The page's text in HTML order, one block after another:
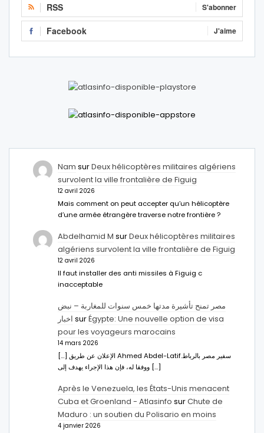
RSS S'abonner
Facebook J'aime
Nam surDeux hélicoptères militaires algériens
survolent la ville frontalière de Figuig
12 avril 2026
Mais comment on peut accepter qu’un hélicoptère
d’une armée étrangère traverse notre frontière ?
Abdelhamid M surDeux hélicoptères militaires
algériens survolent la ville frontalière de Figuig
12 avril 2026
Il faut installer des anti missiles à Figuig c
inacceptable
مصر تمنح تأشيرة مدتها خمس سنوات للمغاربة – نبض
اخبار surÉgypte: Une nouvelle option de visa
pour les voyageurs marocains
14 mars 2026
[…] الإعلان عن طريق Ahmed Abdel-Latifسفير مصر بالرباط.
ووفقا له، فإن هذا الإجراء يهدف إلى […]
Après le Venezuela, les États-Unis menacent
Cuba et Groenland - Atlasinfo surChute de
Maduro : un soutien du Polisario en moins
4 janvier 2026